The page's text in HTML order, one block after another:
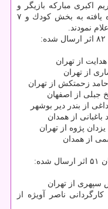
اكبری مباركه بازیگر و
كارگردان از تهران، اسامی ۸ نمایش راه یافته به بخش كودك و ۷
نمودند.
ناصر آویژه از